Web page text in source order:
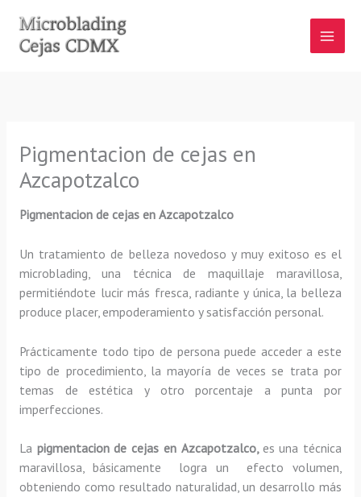
contenido
Pigmentacion de cejas en
Azcapotzalco
Pigmentacion de cejas en Azcapotzalco
Un tratamiento de belleza novedoso y muy exitoso es el
microblading, una técnica de maquillaje maravillosa,
permitiéndote lucir más fresca, radiante y única, la belleza
produce placer, empoderamiento y satisfacción personal.
Prácticamente todo tipo de persona puede acceder a este
tipo de procedimiento, la mayoría de veces se trata por
temas de estética y otro porcentaje a punta por
imperfecciones.
La pigmentacion de cejas en Azcapotzalco, es una técnica
maravillosa, básicamente
logra un efecto volumen,
obteniendo como resultado naturalidad, un desarrollo más